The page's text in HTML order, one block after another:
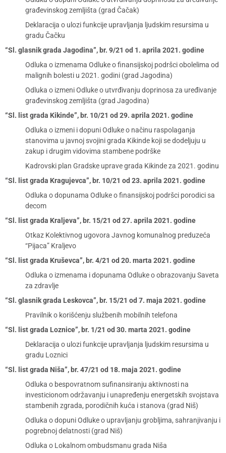
građevinskog zemljišta (grad Čačak)
Deklaracija o ulozi funkcije upravljanja ljudskim resursima u
gradu Čačku
“Sl. glasnik grada Jagodina”, br. 9/21 od 1. aprila 2021. godine
Odluka o izmenama Odluke o finansijskoj podršci obolelima od
malignih bolesti u 2021. godini (grad Jagodina)
Odluka o izmeni Odluke o utvrđivanju doprinosa za uređivanje
građevinskog zemljišta (grad Jagodina)
“Sl. list grada Kikinde”, br. 10/21 od 29. aprila 2021. godine
Odluka o izmeni i dopuni Odluke o načinu raspolaganja
stanovima u javnoj svojini grada Kikinde koji se dodeljuju u
zakup i drugim vidovima stambene podrške
Kadrovski plan Gradske uprave grada Kikinde za 2021. godinu
“Sl. list grada Kragujevca”, br. 10/21 od 23. aprila 2021. godine
Odluka o dopunama Odluke o finansijskoj podršci porodici sa
decom
“Sl. list grada Kraljeva”, br. 15/21 od 27. aprila 2021. godine
Otkaz Kolektivnog ugovora Javnog komunalnog preduzeća
“Pijaca” Kraljevo
“Sl. list grada Kruševca”, br. 4/21 od 20. marta 2021. godine
Odluka o izmenama i dopunama Odluke o obrazovanju Saveta
za zdravlje
“Sl. glasnik grada Leskovca”, br. 15/21 od 7. maja 2021. godine
Pravilnik o korišćenju službenih mobilnih telefona
“Sl. list grada Loznice”, br. 1/21 od 30. marta 2021. godine
Deklaracija o ulozi funkcije upravljanja ljudskim resursima u
gradu Loznici
“Sl. list grada Niša”, br. 47/21 od 18. maja 2021. godine
Odluka o bespovratnom sufinansiranju aktivnosti na
investicionom održavanju i unapređenju energetskih svojstava
stambenih zgrada, porodičnih kuća i stanova (grad Niš)
Odluka o dopuni Odluke o upravljanju grobljima, sahranjivanju i
pogrebnoj delatnosti (grad Niš)
Odluka o Lokalnom ombudsmanu grada Niša